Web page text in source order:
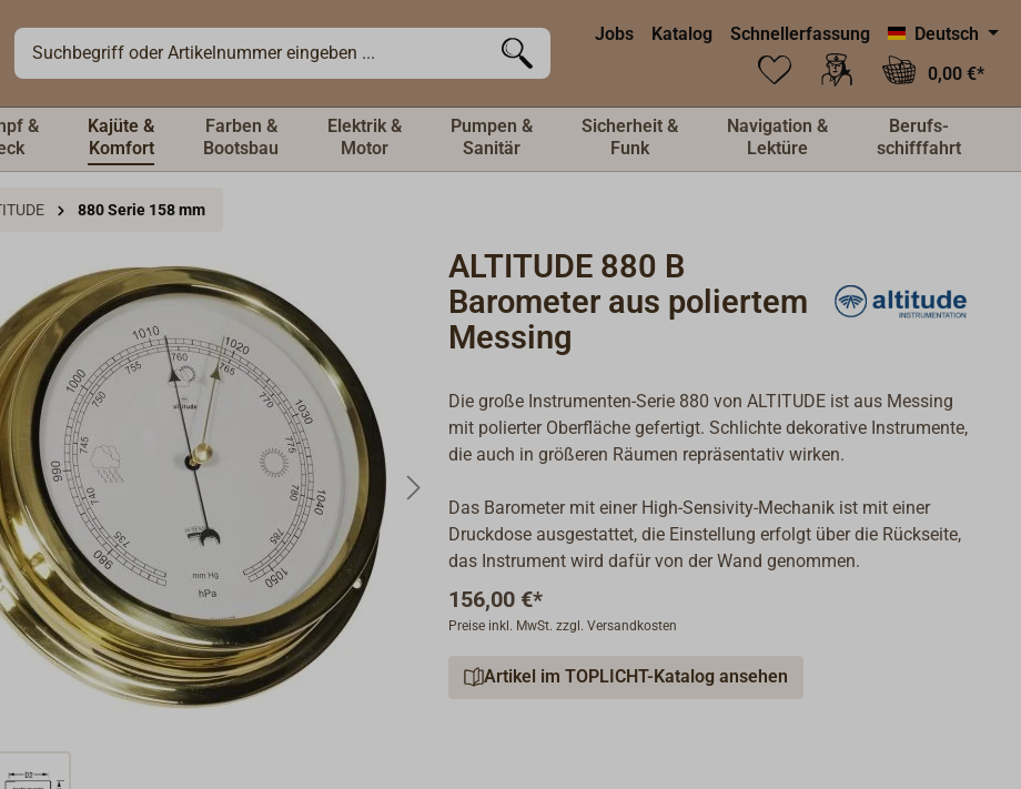
Jobs Katalog Schnellerfassung
Deutsch
0,00 €*
&
Kajüte &
Komfort
Farben &
Bootsbau
Elektrik &
Motor
Pumpen &
Sanitär
Sicherheit &
Funk
Navigation &
Lektüre
Berufs-
schifffahrt
880 Serie 158 mm
ALTITUDE 880 B
Barometer aus poliertem
Messing
Die große Instrumenten-Serie 880 von ALTITUDE ist aus Messing
mit polierter Oberfläche gefertigt. Schlichte dekorative Instrumente,
die auch in größeren Räumen repräsentativ wirken.
Das Barometer mit einer High-Sensivity-Mechanik ist mit einer
Druckdose ausgestattet, die Einstellung erfolgt über die Rückseite,
das Instrument wird dafür von der Wand genommen.
156,00 €*
Preise inkl. MwSt. zzgl. Versandkosten
Artikel im TOPLICHT-Katalog ansehen